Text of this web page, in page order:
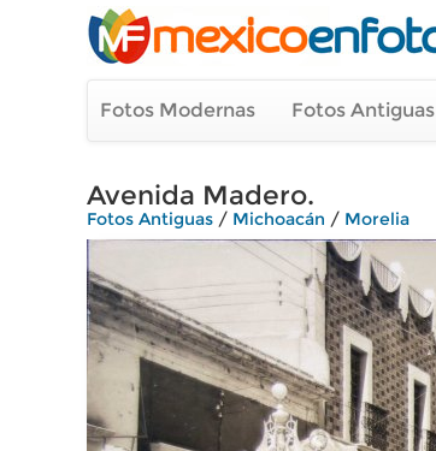
Fotos Modernas Fotos Antiguas
Avenida Madero.
Fotos Antiguas / Michoacán / Morelia